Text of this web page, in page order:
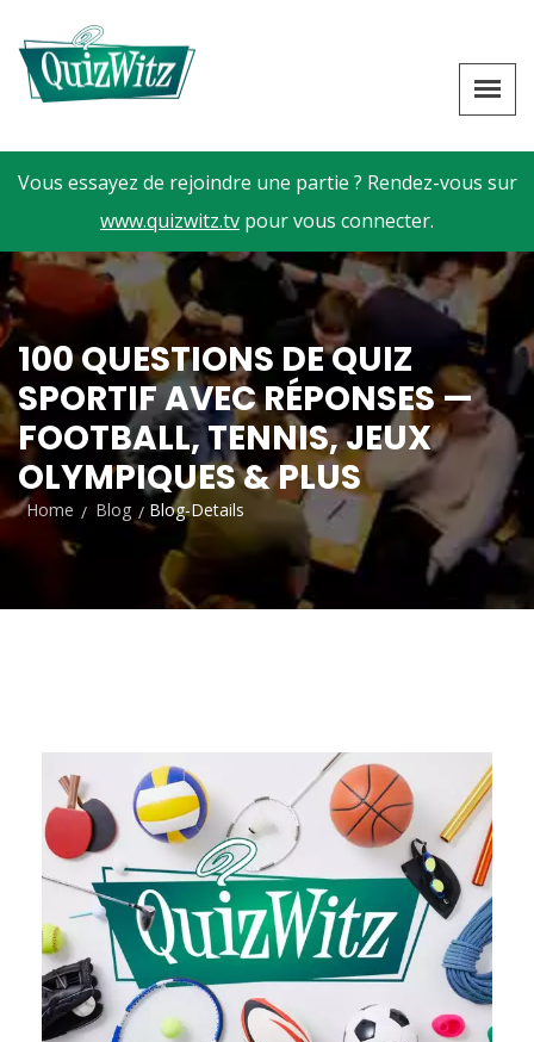
Vous essayez de rejoindre une partie ? Rendez-vous sur
www.quizwitz.tv pour vous connecter.
100 QUESTIONS DE QUIZ
SPORTIF AVEC RÉPONSES —
FOOTBALL, TENNIS, JEUX
OLYMPIQUES & PLUS
Home Blog Blog-Details